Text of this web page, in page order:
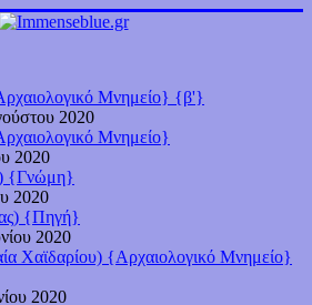
Μνημείο} {β'}
2020
Μνημείο}
2020
{Γνώμη}
2020
{Πηγή}
2020
Χαϊδαρίου) {Αρχαιολογικό Μνημείο}
2020